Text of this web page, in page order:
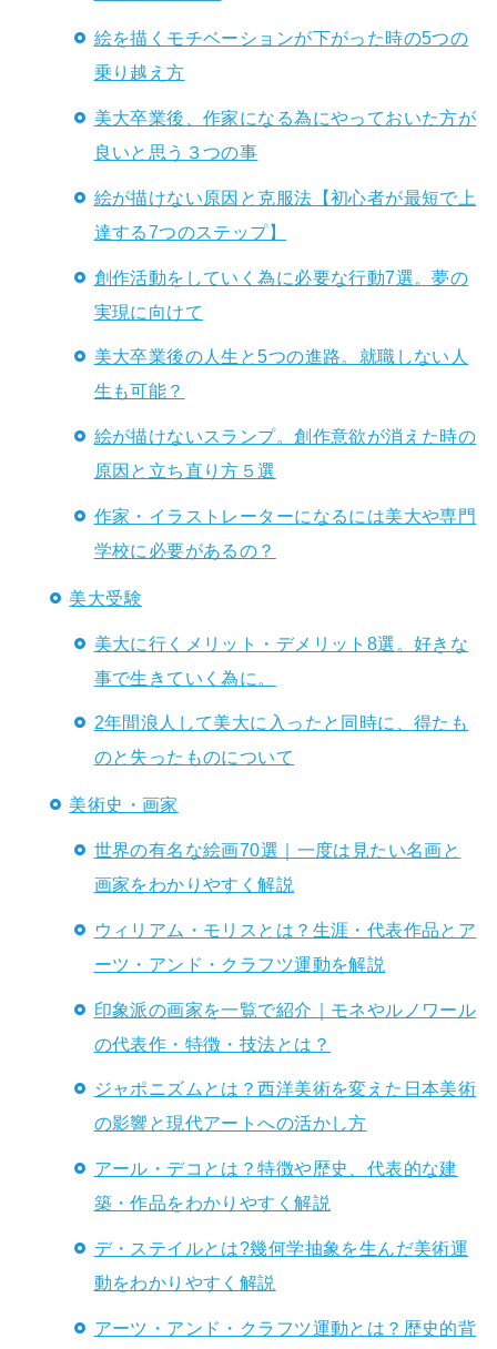
絵を描くモチベーションが下がった時の5つの
乗り越え方
美大卒業後、作家になる為にやっておいた方が
良いと思う３つの事
絵が描けない原因と克服法【初心者が最短で上
達する7つのステップ】
創作活動をしていく為に必要な行動7選。夢の
実現に向けて
美大卒業後の人生と5つの進路。就職しない人
生も可能？
絵が描けないスランプ。創作意欲が消えた時の
原因と立ち直り方５選
作家・イラストレーターになるには美大や専門
学校に必要があるの？
美大受験
美大に行くメリット・デメリット8選。好きな
事で生きていく為に。
2年間浪人して美大に入ったと同時に、得たも
のと失ったものについて
美術史・画家
世界の有名な絵画70選｜一度は見たい名画と
画家をわかりやすく解説
ウィリアム・モリスとは？生涯・代表作品とア
ーツ・アンド・クラフツ運動を解説
印象派の画家を一覧で紹介｜モネやルノワール
の代表作・特徴・技法とは？
ジャポニズムとは？西洋美術を変えた日本美術
の影響と現代アートへの活かし方
アール・デコとは？特徴や歴史、代表的な建
築・作品をわかりやすく解説
デ・ステイルとは?幾何学抽象を生んだ美術運
動をわかりやすく解説
アーツ・アンド・クラフツ運動とは？歴史的背